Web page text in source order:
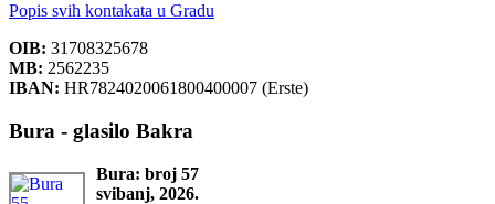
Popis svih kontakata u Gradu
OIB: 31708325678
MB: 2562235
IBAN: HR7824020061800400007 (Erste)
Bura - glasilo Bakra
Bura: broj 57
svibanj, 2026.